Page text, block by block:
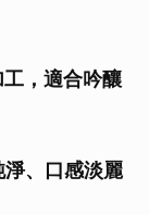
，適合吟釀
、口感淡麗